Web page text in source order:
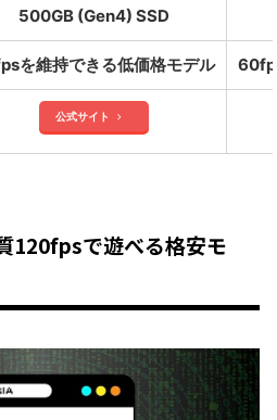
500GB (Gen4) SSD
を維持できる低価格モデル
公式サイト
120fpsで遊べる格安モ